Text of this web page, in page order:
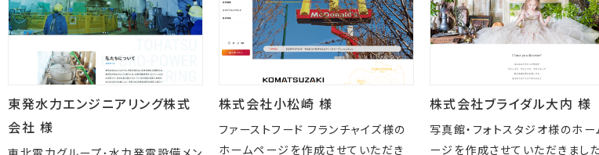
東発水力エンジニアリング株式
会社 様
株式会社小松崎 様
ファーストフード フランチャイズ様の
ホームページを作成させていただき
株式会社ブライダル大内 様
写真館・フォトスタジオ様のホー
ージを作成させていただきました